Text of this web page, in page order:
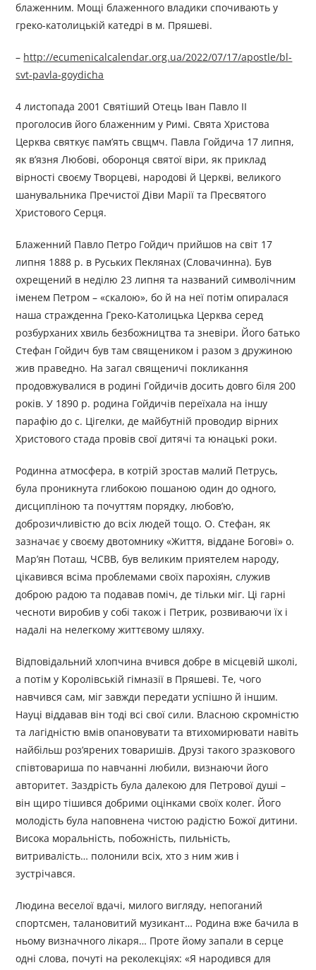
блаженним. Мощі блаженного владики спочивають у
греко-католицькій катедрі в м. Пряшеві.
– http://ecumenicalcalendar.org.ua/2022/07/17/apostle/bl-
svt-pavla-goydicha
4 листопада 2001 Святіший Отець Іван Павло ІІ
проголосив його блаженним у Римі. Свята Христова
Церква святкує пам’ять свщмч. Павла Гойдича 17 липня,
як в’язня Любові, оборонця святої віри, як приклад
вірності своєму Творцеві, народові й Церкві, великого
шанувальника Пречистої Діви Марії та Пресвятого
Христового Серця.
Блаженний Павло Петро Гойдич прийшов на світ 17
липня 1888 р. в Руських Пеклянах (Словачинна). Був
охрещений в неділю 23 липня та названий символічним
іменем Петром – «скалою», бо й на неї потім опиралася
наша стражденна Греко-Католицька Церква серед
розбурханих хвиль безбожництва та зневіри. Його батько
Стефан Гойдич був там священиком і разом з дружиною
жив праведно. На загал священичі покликання
продовжувалися в родині Гойдичів досить довго біля 200
років. У 1890 р. родина Гойдичів переїхала на іншу
парафію до с. Цігелки, де майбутній проводир вірних
Христового стада провів свої дитячі та юнацькі роки.
Родинна атмосфера, в котрій зростав малий Петрусь,
була проникнута глибокою пошаною один до однoго,
дисципліною та почуттям порядку, любов’ю,
доброзичливістю до всіх людей тощо. О. Стефан, як
зазначає у своєму двотомнику «Життя, віддане Богові» о.
Мар’ян Поташ, ЧСВВ, був великим приятелем народу,
цікавився всіма проблемами своїх парохіян, служив
доброю радою та подавав поміч, де тільки міг. Ці гарні
чесноти виробив у собі також і Петрик, розвиваючи їх і
надалі на нелегкому життєвому шляху.
Відповідальний хлопчина вчився добре в місцевій школі,
а потім у Королівській гімназії в Пряшеві. Те, чого
навчився сам, міг завжди пeредати успішно й іншим.
Науці віддавав він тоді всі свої сили. Власною скромністю
та лагідністю вмів опановувати та втихомирювати навіть
найбільш роз’ярених товаришів. Друзі такого зразкового
співтовариша по навчанні любили, визнаючи його
авторитет. Заздрість була далекою для Петрової душі –
він щиро тішився добрими оцінками своїх колег. Його
молодість була наповнена чистою радістю Божої дитини.
Висока моральність, побожність, пильність,
витривалість… полонили всіх, хто з ним жив і
зустрічався.
Людина веселої вдачі, милого вигляду, непоганий
спортсмен, талановитий музикант… Родина вже бачила в
ньому визначного лікаря… Проте йому запали в серце
одні слова, почуті на реколекціях: «Я народився для